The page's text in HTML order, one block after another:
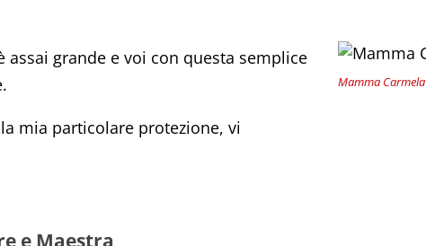
grande e voi con questa semplice
mia particolare protezione, vi
e Maestra
Mamma Carmela